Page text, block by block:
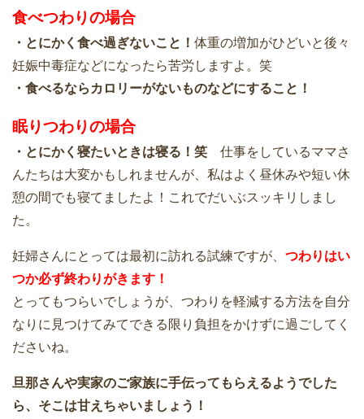
食べつわりの場合
・とにかく食べ過ぎないこと！ 体重の増加がひどいと後々
妊娠中毒症などになったら苦労しますよ。笑
・食べるならカロリーがないものなどにすること！
眠りつわりの場合
・とにかく寝たいときは寝る！笑 仕事をしているママさ
んたちは大変かもしれませんが、私はよく昼休みや短い休
憩の間でも寝てましたよ！これでだいぶスッキリしまし
た。
妊婦さんにとっては最初に訪れる試練ですが、 つわりはい
つか必ず終わりがきます！
とってもつらいでしょうが、つわりを軽減する方法を自分
なりに見つけてみてできる限り負担をかけずに過ごしてく
ださいね。
旦那さんや実家のご家族に手伝ってもらえるようでした
ら、そこは甘えちゃいましょう！